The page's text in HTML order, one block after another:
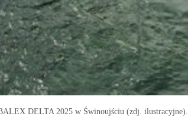
DELTA 2025 w Świnoujściu (zdj. ilustracyjne).